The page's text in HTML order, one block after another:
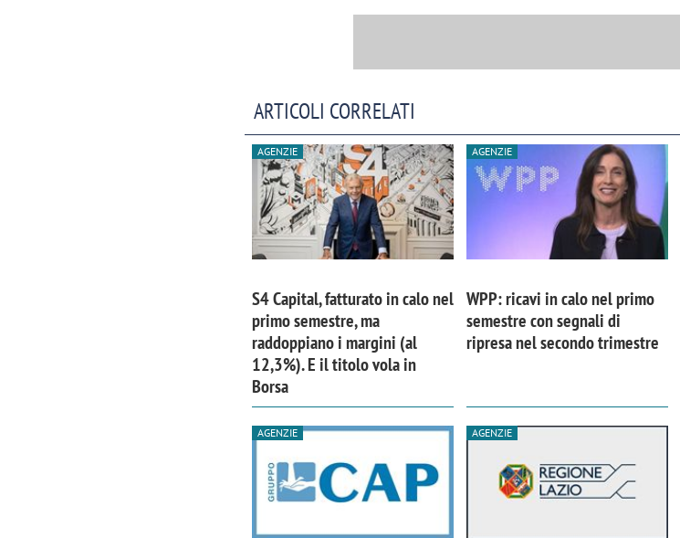
ARTICOLI CORRELATI
AGENZIE
S4 Capital, fatturato in calo nel
primo semestre, ma
raddoppiano i margini (al
12,3%). E il titolo vola in
Borsa
AGENZIE
WPP: ricavi in calo nel primo
semestre con segnali di
ripresa nel secondo trimestre
AGENZIE AGENZIE